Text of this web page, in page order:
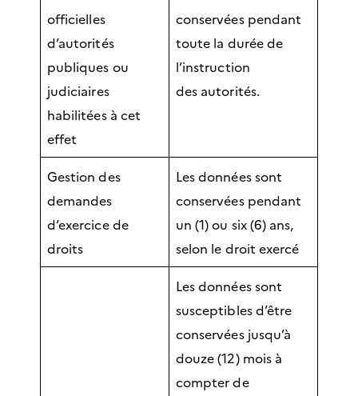
officielles
d’autorités
publiques ou
judiciaires
habilitées à cet
effet
conservées pendant
toute la durée de
l’instruction
des autorités.
Gestion des
demandes
d’exercice de
droits
Les données sont
conservées pendant
un (1) ou six (6) ans,
selon le droit exercé
Les données sont
susceptibles d’être
conservées jusqu’à
douze (12) mois à
compter de